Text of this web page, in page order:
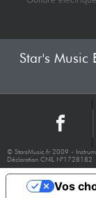
Star's
© StarsMusic.fr 2009 -
Déclaration CNIL N°1728182
Vos